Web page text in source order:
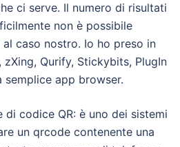
ci serve. Il numero di risultati
non è possibile
caso nostro. Io ho preso in
Qurify, Stickybits, PlugIn
semplice app browser.
di codice QR: è uno dei sistemi
un qrcode contenente una